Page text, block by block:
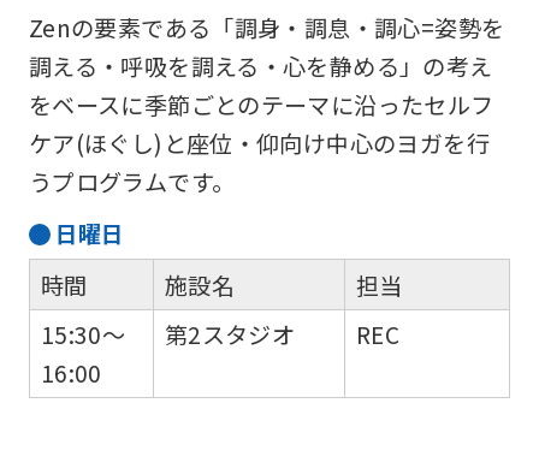
Zenの要素である「調身・調息・調心=姿勢を
調える・呼吸を調える・心を静める」の考え
をベースに季節ごとのテーマに沿ったセルフ
ケア(ほぐし)と座位・仰向け中心のヨガを行
うプログラムです。
日曜日
時間
15:30～
16:00
施設名
第2スタジオ
担当
REC